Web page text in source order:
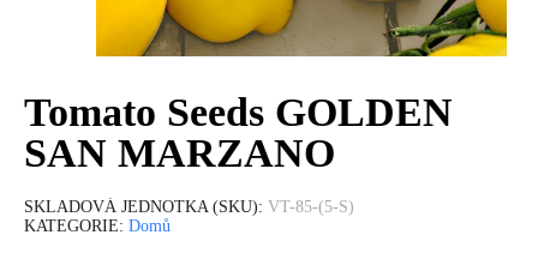
Tomato Seeds GOLDEN
SAN MARZANO
SKLADOVÁ JEDNOTKA (SKU) VT-85-(5-S)
KATEGORIE Domů